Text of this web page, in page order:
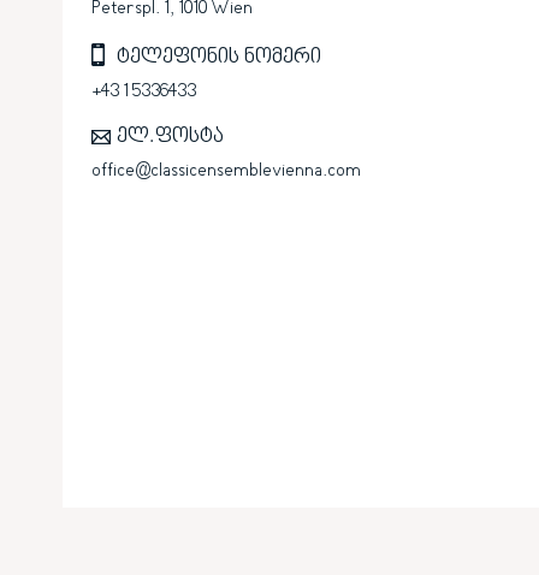
Peterspl. 1, 1010 Wien
ტელეფონის ნომერი
+43 1 5336433
ელ.ფოსტა
office@classicensemblevienna.com